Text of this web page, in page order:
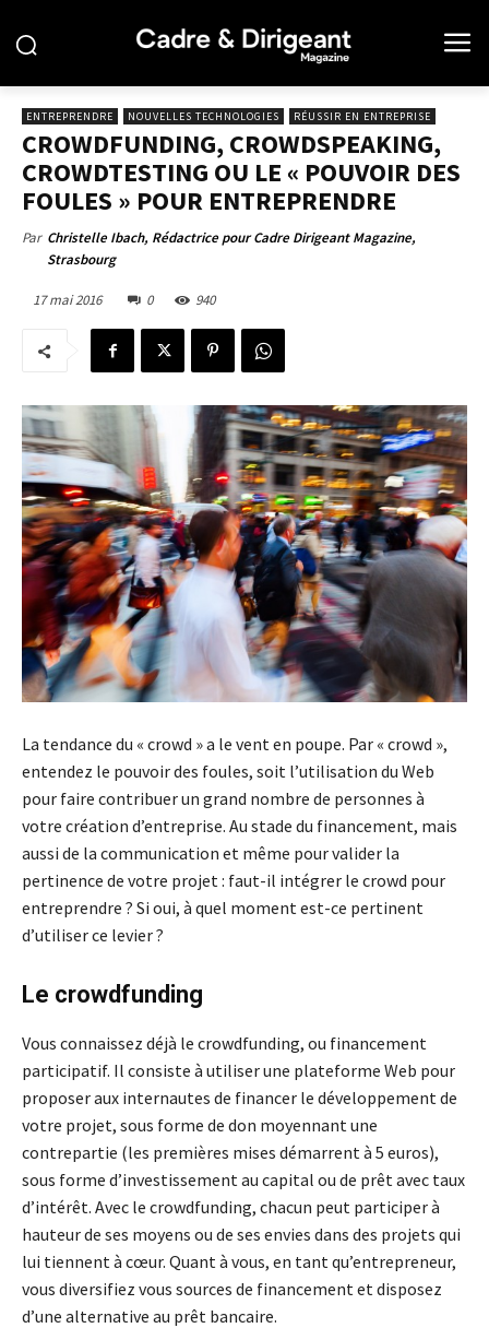
ENTREPRENDRE NOUVELLES TECHNOLOGIES RÉUSSIR EN ENTREPRISE
CROWDFUNDING, CROWDSPEAKING,
CROWDTESTING OU LE « POUVOIR DES
FOULES » POUR ENTREPRENDRE
Par Christelle Ibach, Rédactrice pour Cadre Dirigeant Magazine,
Strasbourg
17 mai 2016 0 940
La tendance du « crowd » a le vent en poupe. Par « crowd »,
entendez le pouvoir des foules, soit l’utilisation du Web
pour faire contribuer un grand nombre de personnes à
votre création d’entreprise. Au stade du financement, mais
aussi de la communication et même pour valider la
pertinence de votre projet : faut-il intégrer le crowd pour
entreprendre ? Si oui, à quel moment est-ce pertinent
d’utiliser ce levier ?
Le crowdfunding
Vous connaissez déjà le crowdfunding, ou financement
participatif. Il consiste à utiliser une plateforme Web pour
proposer aux internautes de financer le développement de
votre projet, sous forme de don moyennant une
contrepartie (les premières mises démarrent à 5 euros),
sous forme d’investissement au capital ou de prêt avec taux
d’intérêt. Avec le crowdfunding, chacun peut participer à
hauteur de ses moyens ou de ses envies dans des projets qui
lui tiennent à cœur. Quant à vous, en tant qu’entrepreneur,
vous diversifiez vous sources de financement et disposez
d’une alternative au prêt bancaire.